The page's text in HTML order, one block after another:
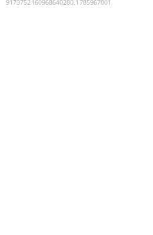
9173752160968640280:1785967001